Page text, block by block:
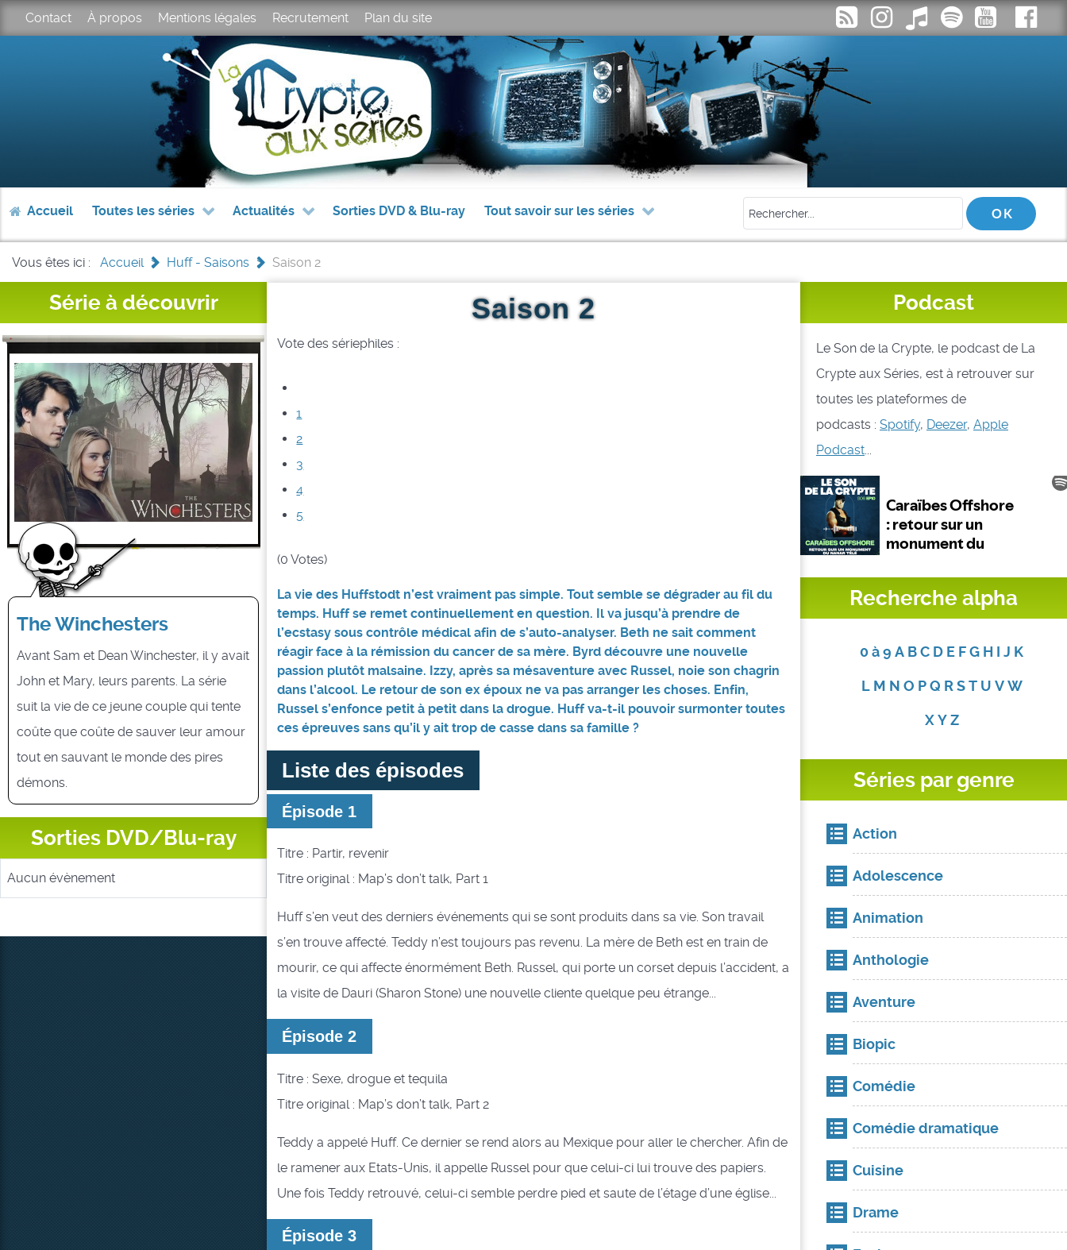
Contact À propos Mentions légales Recrutement Plan du site
Accueil Toutes les séries Actualités Sorties DVD & Blu-ray Tout savoir sur les séries
Vous êtes ici : Accueil > Huff - Saisons > Saison 2
Série à découvrir
The Winchesters
Avant Sam et Dean Winchester, il y avait
John et Mary, leurs parents. La série
suit la vie de ce jeune couple qui tente
coûte que coûte de sauver leur amour
tout en sauvant le monde des pires
démons.
Sorties DVD/Blu-ray
Aucun évènement
Saison 2
Vote des sériephiles :
1
2
3
4
5
(0 Votes)
La vie des Huffstodt n’est vraiment pas simple. Tout semble se dégrader au fil du
temps. Huff se remet continuellement en question. Il va jusqu’à prendre de
l’ecstasy sous contrôle médical afin de s’auto-analyser. Beth ne sait comment
réagir face à la rémission du cancer de sa mère. Byrd découvre une nouvelle
passion plutôt malsaine. Izzy, après sa mésaventure avec Russel, noie son chagrin
dans l’alcool. Le retour de son ex époux ne va pas arranger les choses. Enfin,
Russel s’enfonce petit à petit dans la drogue. Huff va-t-il pouvoir surmonter toutes
ces épreuves sans qu’il y ait trop de casse dans sa famille ?
Liste des épisodes
Épisode 1
Titre : Partir, revenir
Titre original : Map’s don’t talk, Part 1
Huff s’en veut des derniers événements qui se sont produits dans sa vie. Son travail
s’en trouve affecté. Teddy n’est toujours pas revenu. La mère de Beth est en train de
mourir, ce qui affecte énormément Beth. Russel, qui porte un corset depuis l’accident, a
la visite de Dauri (Sharon Stone) une nouvelle cliente quelque peu étrange...
Épisode 2
Titre : Sexe, drogue et tequila
Titre original : Map’s don’t talk, Part 2
Teddy a appelé Huff. Ce dernier se rend alors au Mexique pour aller le chercher. Afin de
le ramener aux Etats-Unis, il appelle Russel pour que celui-ci lui trouve des papiers.
Une fois Teddy retrouvé, celui-ci semble perdre pied et saute de l’étage d’une église...
Épisode 3
Podcast
Le Son de la Crypte, le podcast de La
Crypte aux Séries, est à retrouver sur
toutes les plateformes de
podcasts : Spotify, Deezer, Apple
Podcast...
Recherche alpha
0 à 9 A BC D E FG H I J K
L M N O P Q R S T U V W
X Y Z
Séries par genre
Action
Adolescence
Animation
Anthologie
Aventure
Biopic
Comédie
Comédie dramatique
Cuisine
Drame